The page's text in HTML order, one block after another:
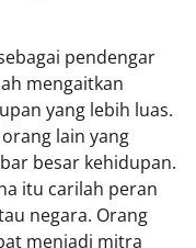
pendengar
mengaitkan
yang lebih luas.
lain yang
besar kehidupan.
itu carilah peran
negara. Orang
menjadi mitra